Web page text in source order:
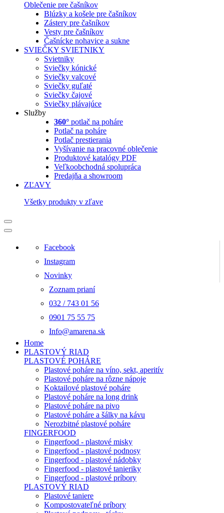
Oblečenie pre čašníkov
Blúzky a košele pre čašníkov
Zástery pre čašníkov
Vesty pre čašníkov
Čašnícke nohavice a sukne
SVIEČKY SVIETNIKY
Svietniky
Sviečky kónické
Sviečky valcové
Sviečky guľaté
Sviečky čajové
Sviečky plávajúce
Služby
360° potlač na poháre
Potlač na poháre
Potlač prestierania
Vyšívanie na pracovné oblečenie
Produktové katalógy PDF
Veľkoobchodná spolupráca
Predajňa a showroom
ZĽAVY
Všetky produkty v zľave
Facebook
Instagram
Novinky
Zoznam prianí
032 / 743 01 56
0901 75 55 75
Info@amarena.sk
Home
PLASTOVÝ RIAD
PLASTOVÉ POHÁRE
Plastové poháre na víno, sekt, aperitív
Plastové poháre na rôzne nápoje
Koktailové plastové poháre
Plastové poháre na long drink
Plastové poháre na pivo
Plastové poháre a šálky na kávu
Nerozbitné plastové poháre
FINGERFOOD
Fingerfood - plastové misky
Fingerfood - plastové podnosy
Fingerfood - plastové nádobky
Fingerfood - plastové tanieriky
Fingerfood - plastové príbory
PLASTOVÝ RIAD
Plastové taniere
Kompostovateľné príbory